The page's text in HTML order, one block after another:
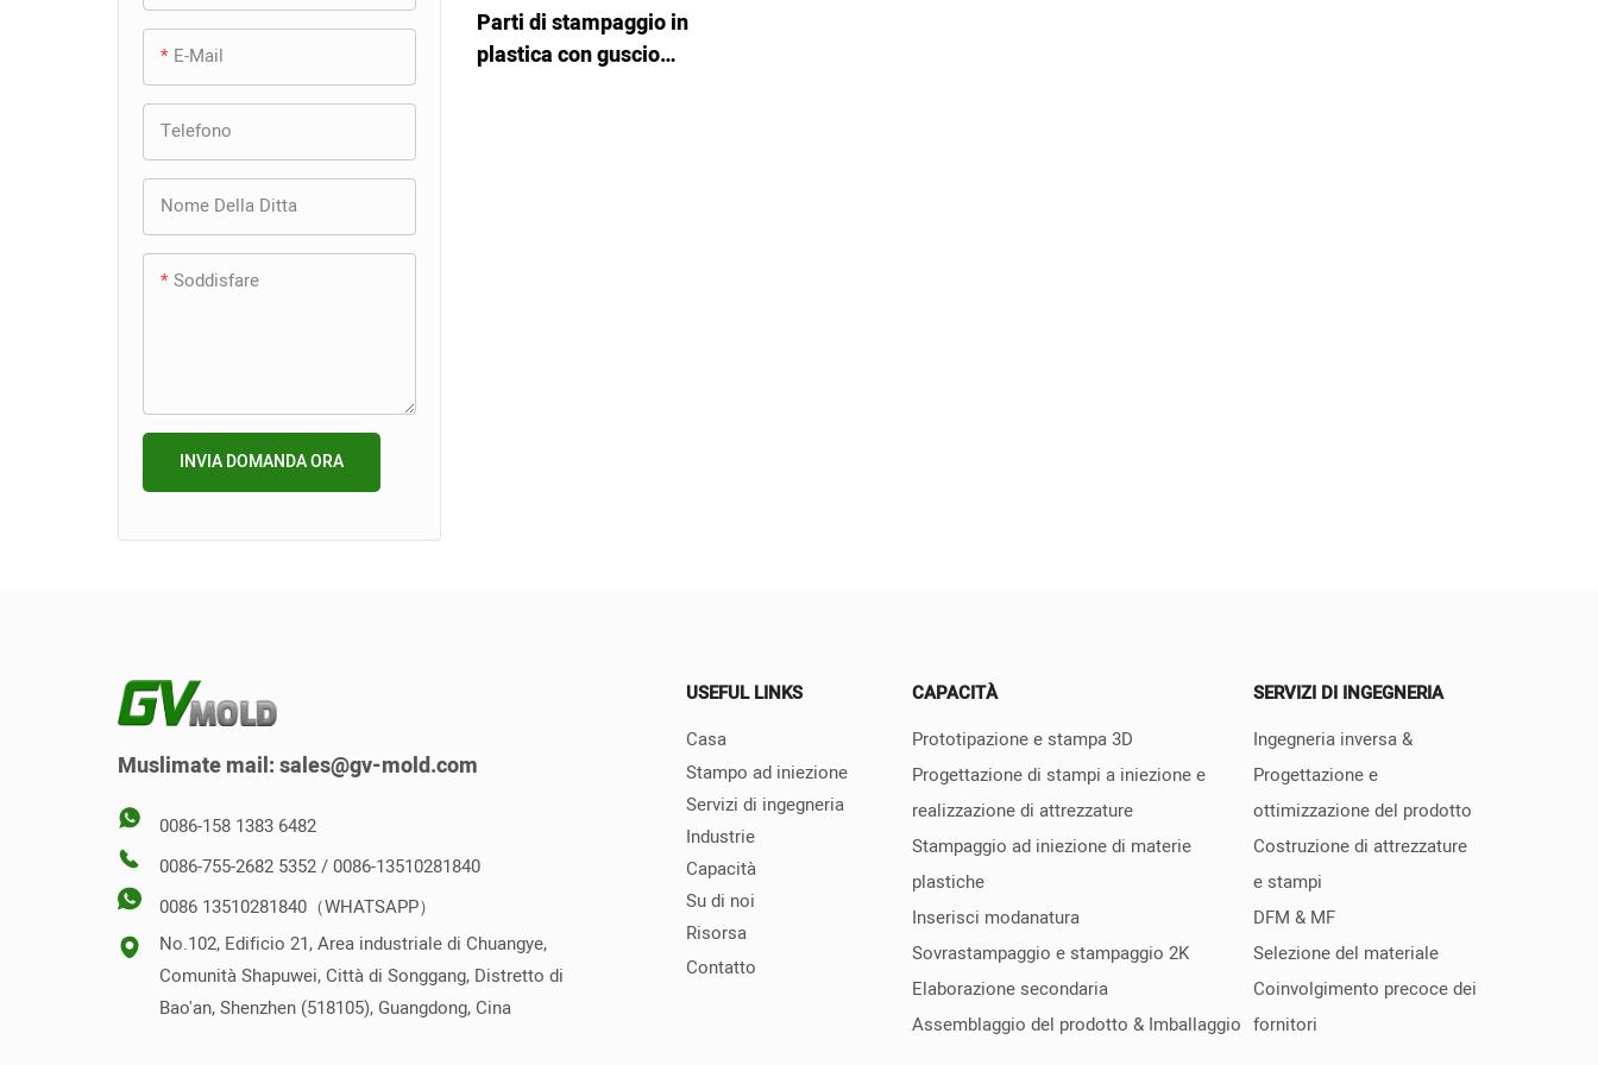
Stampo per aspirapolvere
Stampo per spazzatrice
Stampo per cassetto del
frigorifero
Stampo per parti del router
ricarica per auricolari
wireless
Stampo per accessori per
Stampo per custodia per
fotocamera
Stampo per custodia per
Stampo per guscio di topo
+
industriale
Stampo per stampante
Stampo per stampante 先
plastica
distributori automatici
+ Stampo per iniezione
automobilistica
portiera auto
Stampo per luce
automatica
retrovisore automobilistico
+
articoli casalinghi
Stampo per pattumiera
cassetti
Singolo & Stampo multicavità
Stampo di precisione
Stampo per sovrastampaggio
Stampo inverso
Stampo verticale
E-Mail
Telefono
Nome Della Ditta
Soddisfare
INVIA DOMANDA ORA
Parti di stampaggio in
plastica con guscio
Muslimate mail:sales@gv-mold.com
0086-158 1383 6482
0086-755-2682 5352 / 0086-13510281840
0086 13510281840（WHATSAPP）
No.102, Edificio 21, Area industriale di Chuangye,
Comunità Shapuwei, Città di Songgang, Distretto di
Bao'an, Shenzhen (518105), Guangdong, Cina
USEFUL LINKS
Casa
Stampo ad iniezione
Servizi di ingegneria
Industrie
Capacità
Su di noi
Risorsa
Contatto
CAPACITÀ
Prototipazione e stampa 3D
Progettazione di stampi a iniezione e
realizzazione di attrezzature
Stampaggio ad iniezione di materie
plastiche
Inserisci modanatura
Sovrastampaggio e stampaggio 2K
Elaborazione secondaria
Assemblaggio del prodotto & Imballaggio
SERVIZI DI INGEGNERIA
Ingegneria inversa &
Progettazione e
ottimizzazione del prodotto
Costruzione di attrezzature
e stampi
DFM & MF
Selezione del materiale
Coinvolgimento precoce dei
fornitori